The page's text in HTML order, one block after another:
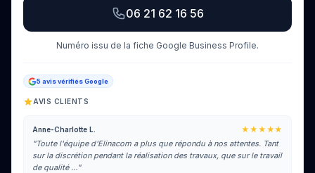
06 21 62 16 56
Numéro issu de la fiche Google Business Profile.
5 avis vérifiés Google
AVIS CLIENTS
Anne-Charlotte L.
★★★★★
"Toute l'équipe d'Elinacom a plus que répondu à nos attentes. Tant
sur la discrétion pendant la réalisation des travaux, que sur le travail
de qualité …"